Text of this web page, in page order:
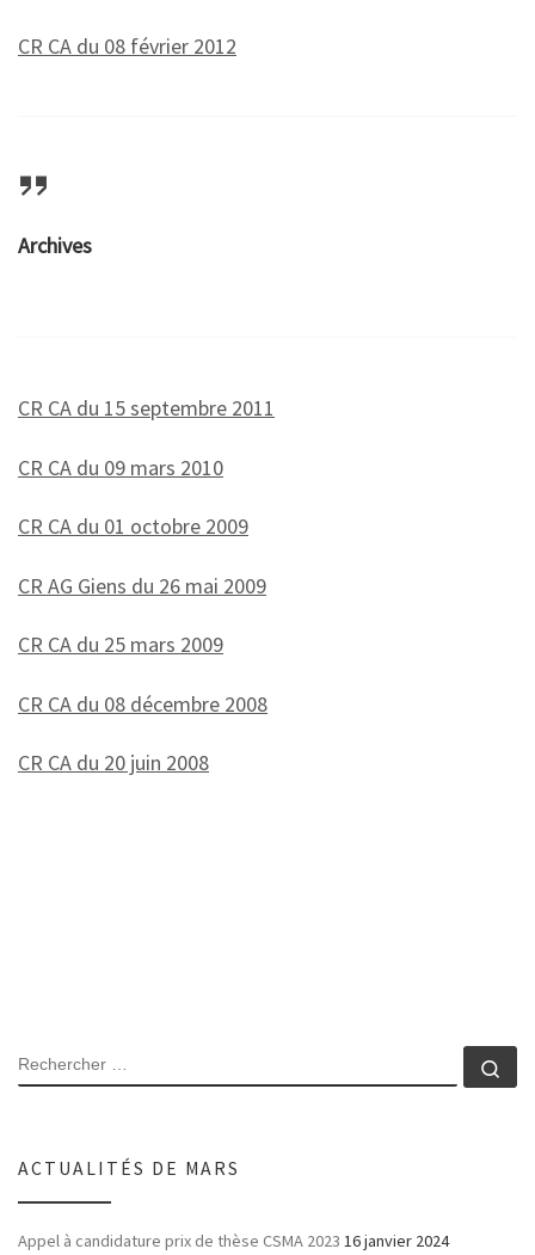
CR CA du 08 février 2012
Archives
CR CA du 15 septembre 2011
CR CA du 09 mars 2010
CR CA du 01 octobre 2009
CR AG Giens du 26 mai 2009
CR CA du 25 mars 2009
CR CA du 08 décembre 2008
CR CA du 20 juin 2008
RECHERCHER
ACTUALITÉS DE MARS
Appel à candidature prix de thèse CSMA 2023 16 janvier 2024